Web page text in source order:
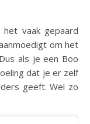
vaak gepaard
om het
als je een Boo
dat je er zelf
geeft. Wel zo